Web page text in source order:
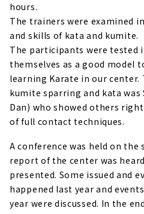
hours.
The trainers were examined
and skills of kata and kumite.
The participants were tested
themselves as a good model
learning Karate in our
kumite sparring and kata was
Dan) who showed others
of full contact techniques.
A conference was held on the
report of the center was
presented. Some issued and
happened last year and
year were discussed. In the